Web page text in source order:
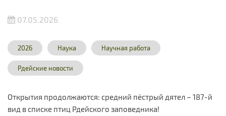
07.05.2026
2026 Наука Научная работа
Рдейские новости
Открытия продолжаются: средний пёстрый дятел – 187-й
вид в списке птиц Рдейского заповедника!